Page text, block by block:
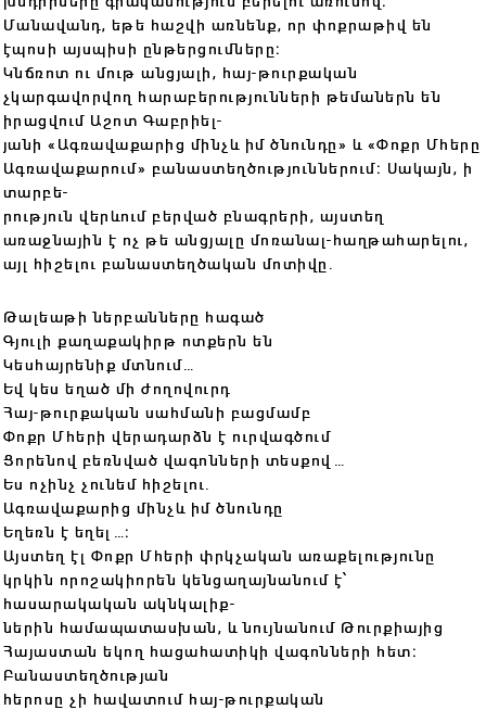
Մանավանդ, եթե հաշվի առնենք, որ փոքրաթիվ են
էպոսի այսպիսի ընթերցումները։
Կնճռոտ ու մութ անցյալի, հայ-թուրքական
չկարգավորվող հարաբերությունների թեմաներն են
իրացվում Աշոտ Գաբրիել-
յանի «Ագռավաքարից մինչև իմ ծնունդը» և «Փոքր Մհերը
Ագռավաքարում» բանաստեղծություններում։ Սակայն, ի
տարբե-
րություն վերևում բերված բնագրերի, այստեղ
առաջնային է ոչ թե անցյալը մոռանալ-հաղթահարելու,
այլ հիշելու բանաստեղծական մոտիվը․
Թալեաթի ներբանները հագած
Գյուլի քաղաքակիրթ ոտքերն են
Կեսհայրենիք մտնում…
Եվ կես եղած մի ժողովուրդ
Հայ-թուրքական սահմանի բացմամբ
Փոքր Մհերի վերադարձն է ուրվագծում
Ցորենով բեռնված վագոնների տեսքով…
Ես ոչինչ չունեմ հիշելու.
Ագռավաքարից մինչև իմ ծնունդը
Եղեռն է եղել…։
Այստեղ էլ Փոքր Մհերի փրկչական առաքելությունը
կրկին որոշակիորեն կենցաղայնանում է՝
հասարակական ակնկալիք-
ներին համապատասխան, և նույնանում Թուրքիայից
Հայաստան եկող հացահատիկի վագոնների հետ։
Բանաստեղծության
հերոսը չի հավատում հայ-թուրքական